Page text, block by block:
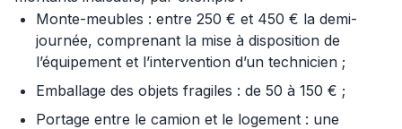
Monte-meubles : entre 250 € et 450 € la demi-
journée, comprenant la mise à disposition de
l’équipement et l’intervention d’un technicien ;
Emballage des objets fragiles : de 50 à 150 € ;
Portage entre le camion et le logement : une